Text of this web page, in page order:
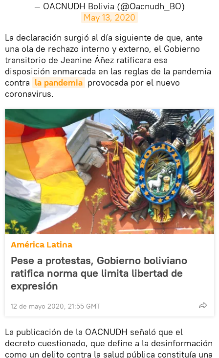
— OACNUDH Bolivia (@Oacnudh_BO)
May 13, 2020
​La declaración surgió al día siguiente de que, ante
una ola de rechazo interno y externo, el Gobierno
transitorio de Jeanine Áñez ratificara esa
disposición enmarcada en las reglas de la pandemia
contra la pandemia provocada por el nuevo
coronavirus.
América Latina
Pese a protestas, Gobierno boliviano
ratifica norma que limita libertad de
expresión
12 de mayo 2020, 21:55 GMT
La publicación de la OACNUDH señaló que el
decreto cuestionado, que define a la desinformación
como un delito contra la salud pública constituía una